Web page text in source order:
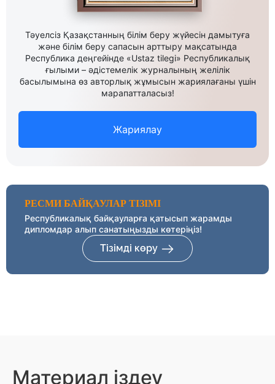
Тәуелсіз Қазақстанның білім беру жүйесін дамытуға
және білім беру сапасын арттыру мақсатында
Республика деңгейінде «Ustaz tilegi» Республикалық
ғылыми – әдістемелік журналының желілік
басылымына өз авторлық жұмысын жариялағаны үшін
марапатталасыз!
Жариялау
РЕСМИ БАЙҚАУЛАР ТІЗІМІ
Республикалық байқауларға қатысып жарамды
дипломдар алып санатыңызды көтеріңіз!
Тізімді көру
Материал іздеу